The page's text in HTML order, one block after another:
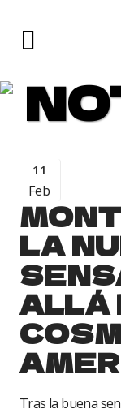
11
Feb
LA
ALLÁ
Tras la buena